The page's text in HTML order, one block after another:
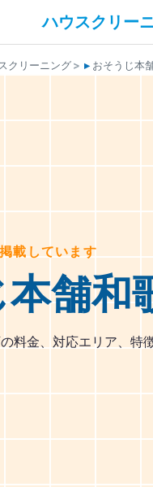
ハウスクリー
クリーニング おそうじ本
載しています
舗和
料金、対応エリア、特